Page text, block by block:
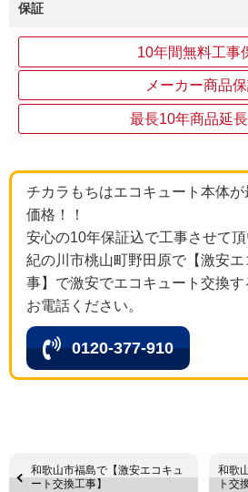
保証
10年間無料工事
メーカー商品
最長10年商品延
チカラもちはエコキュート本体
価格！！
安心の10年保証込で工事させて頂
紀の川市桃山町野田原で【激安
事】で激安でエコキュート交換
お電話ください。
0120-377-910
和歌山市福島で【激安エコキュ
ート交換工事】
和歌
ト交